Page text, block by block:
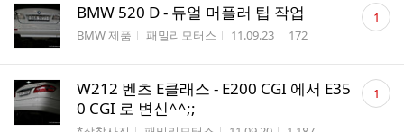
BMW 520 D - 듀얼 머플러 팁 작업
게시판명
BMW 제품 작성자
패밀리모터스 작성시간
11.09.23 조회수
172
댓
글 1
W212 벤츠 E클래스 - E200 CGI 에서 E35
0 CGI 로 변신^^;;
댓
글 1